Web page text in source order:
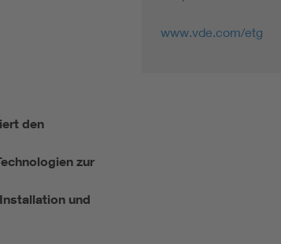
den
zur
und
www.vde.com/etg